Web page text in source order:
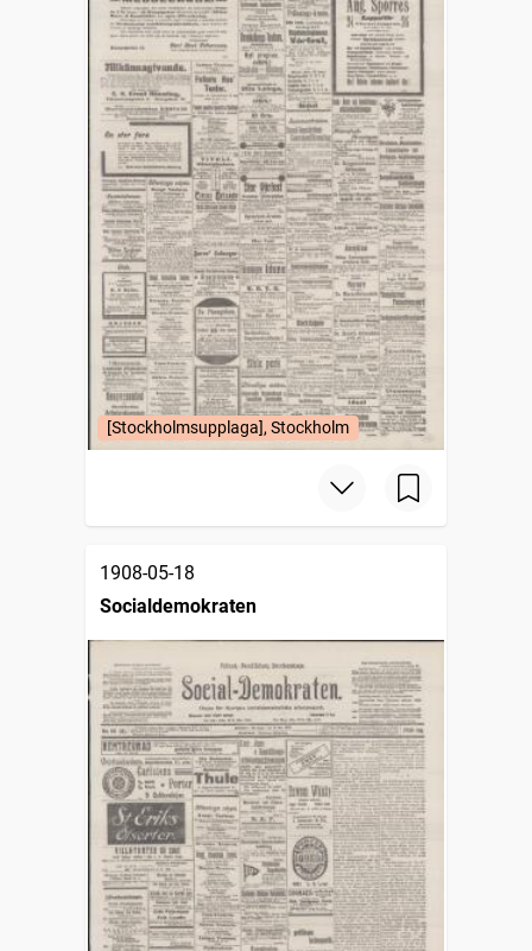
[Stockholmsupplaga], Stockholm
1908-05-18
Socialdemokraten